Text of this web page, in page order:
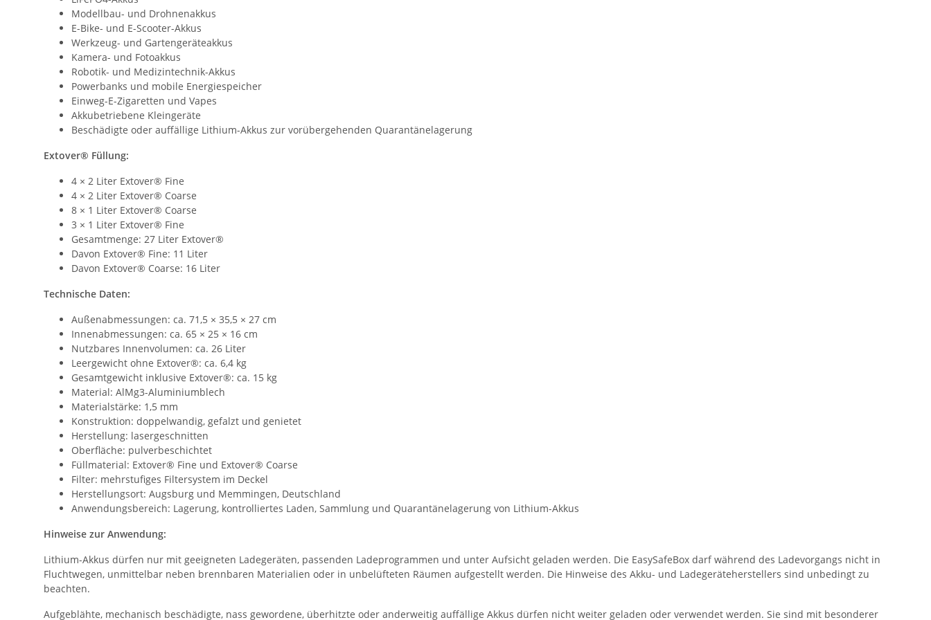
Modellbau- und Drohnenakkus
E-Bike- und E-Scooter-Akkus
Werkzeug- und Gartengeräteakkus
Kamera- und Fotoakkus
Robotik- und Medizintechnik-Akkus
Powerbanks und mobile Energiespeicher
Einweg-E-Zigaretten und Vapes
Akkubetriebene Kleingeräte
Beschädigte oder auffällige Lithium-Akkus zur vorübergehenden Quarantänelagerung
Extover® Füllung:
4 × 2 Liter Extover® Fine
4 × 2 Liter Extover® Coarse
8 × 1 Liter Extover® Coarse
3 × 1 Liter Extover® Fine
Gesamtmenge: 27 Liter Extover®
Davon Extover® Fine: 11 Liter
Davon Extover® Coarse: 16 Liter
Technische Daten:
Außenabmessungen: ca. 71,5 × 35,5 × 27 cm
Innenabmessungen: ca. 65 × 25 × 16 cm
Nutzbares Innenvolumen: ca. 26 Liter
Leergewicht ohne Extover®: ca. 6,4 kg
Gesamtgewicht inklusive Extover®: ca. 15 kg
Material: AlMg3-Aluminiumblech
Materialstärke: 1,5 mm
Konstruktion: doppelwandig, gefalzt und genietet
Herstellung: lasergeschnitten
Oberfläche: pulverbeschichtet
Füllmaterial: Extover® Fine und Extover® Coarse
Filter: mehrstufiges Filtersystem im Deckel
Herstellungsort: Augsburg und Memmingen, Deutschland
Anwendungsbereich: Lagerung, kontrolliertes Laden, Sammlung und Quarantänelagerung von Lithium-Akkus
Hinweise zur Anwendung:
Lithium-Akkus dürfen nur mit geeigneten Ladegeräten, passenden Ladeprogrammen und unter Aufsicht geladen werden. Die EasySafeBox darf während des Ladevorgangs nicht in
Fluchtwegen, unmittelbar neben brennbaren Materialien oder in unbelüfteten Räumen aufgestellt werden. Die Hinweise des Akku- und Ladegeräteherstellers sind unbedingt zu
beachten.
Aufgeblähte, mechanisch beschädigte, nass gewordene, überhitzte oder anderweitig auffällige Akkus dürfen nicht weiter geladen oder verwendet werden. Sie sind mit besonderer